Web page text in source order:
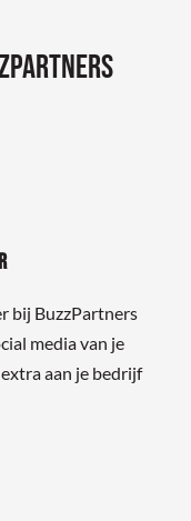
bij BuzzPartners
media van je
aan je bedrijf